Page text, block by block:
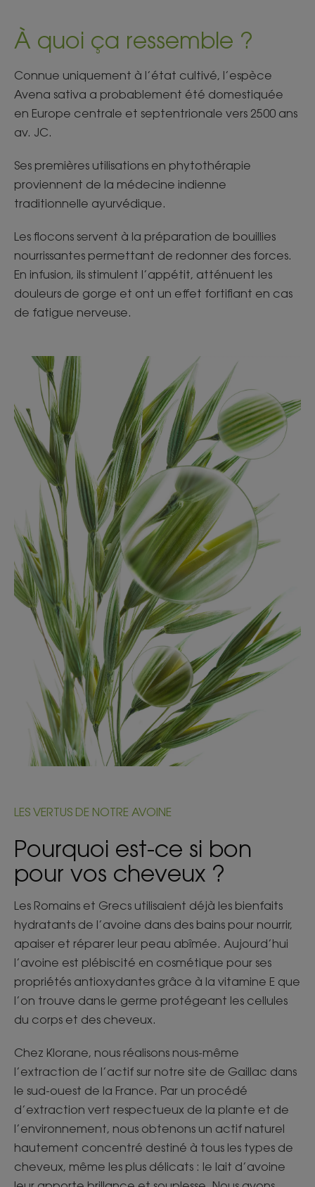
À quoi ça ressemble ?
Connue uniquement à l’état cultivé, l’espèce
Avena sativa a probablement été domestiquée
en Europe centrale et septentrionale vers 2500 ans
av. JC.​
Ses premières utilisations en phytothérapie
proviennent de la médecine indienne
traditionnelle ayurvédique.​
Les flocons servent à la préparation de bouillies
nourrissantes permettant de redonner des forces.
En infusion, ils stimulent l’appétit, atténuent les
douleurs de gorge et ont un effet fortifiant en cas
de fatigue nerveuse.
LES VERTUS DE NOTRE AVOINE
Pourquoi est-ce si bon
pour vos cheveux ?
Les Romains et Grecs utilisaient déjà les bienfaits
hydratants de l’avoine dans des bains pour nourrir,
apaiser et réparer leur peau abîmée. Aujourd’hui
l’avoine est plébiscité en cosmétique pour ses
propriétés antioxydantes grâce à la vitamine E que
l’on trouve dans le germe protégeant les cellules
du corps et des cheveux.
Chez Klorane, nous réalisons nous-même
l’extraction de l’actif sur notre site de Gaillac dans
le sud-ouest de la France. Par un procédé
d’extraction vert respectueux de la plante et de
l’environnement, nous obtenons un actif naturel
hautement concentré destiné à tous les types de
cheveux, même les plus délicats : le lait d’avoine